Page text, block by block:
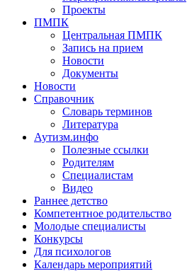
Проекты
ПМПК
Центральная ПМПК
Запись на прием
Новости
Документы
Новости
Справочник
Словарь терминов
Литература
Аутизм.инфо
Полезные ссылки
Родителям
Специалистам
Видео
Раннее детство
Компетентное родительство
Молодые специалисты
Конкурсы
Для психологов
Календарь мероприятий